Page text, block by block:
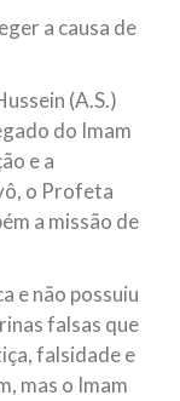
a causa de
(A.S.)
do Imam
e a
o Profeta
a missão de
e não possuiu
falsas que
falsidade e
mas o Imam